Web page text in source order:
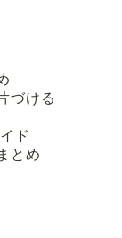
づける
ド
とめ